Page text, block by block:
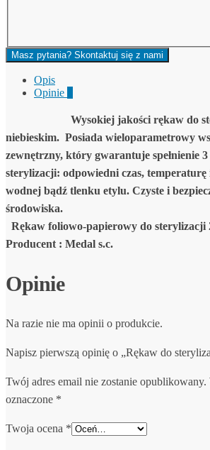
Masz pytania? Skontaktuj się z nami
Opis
Opinie
Wysokiej jakości rękaw do
niebieskim. Posiada wieloparametrowy
zewnętrzny, który gwarantuje spełnienie
sterylizacji: odpowiedni czas, temperaturę
wodnej bądź tlenku etylu. Czyste i
środowiska.
Rękaw foliowo-papierowy do sterylizacji
Producent : Medal s.c.
Opinie
Na razie nie ma opinii o produkcie.
Napisz pierwszą opinię o „Rękaw do
Twój adres email nie zostanie opublikowany.
oznaczone *
Twoja ocena *